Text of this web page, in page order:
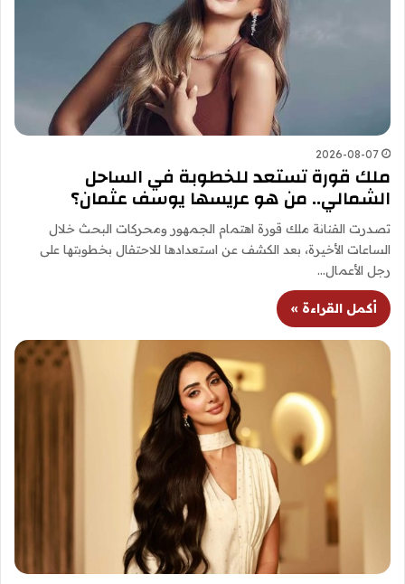
2026-08-07
ملك قورة تستعد للخطوبة في الساحل
الشمالي.. من هو عريسها يوسف عثمان؟
تصدرت الفنانة ملك قورة اهتمام الجمهور ومحركات البحث خلال
الساعات الأخيرة، بعد الكشف عن استعدادها للاحتفال بخطوبتها على
رجل الأعمال…
أكمل القراءة »